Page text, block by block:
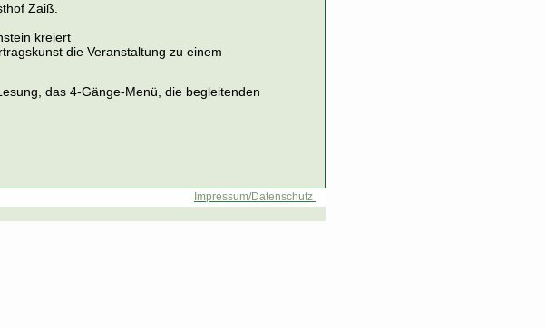
Zaiß.
kreiert
die Veranstaltung zu einem
das 4-Gänge-Menü, die begleitenden
Impressum/Datenschutz